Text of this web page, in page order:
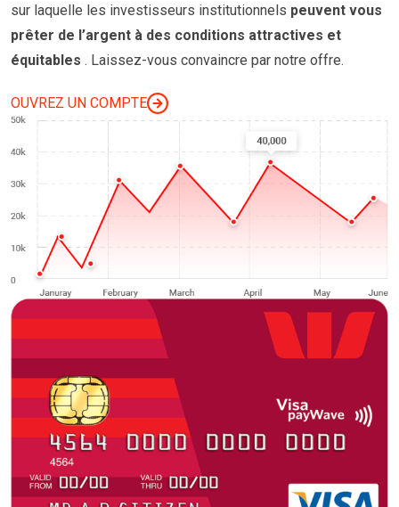
sur laquelle les investisseurs institutionnels peuvent vous
prêter de l’argent à des conditions attractives et
équitables . Laissez-vous convaincre par notre offre.
OUVREZ UN COMPTE